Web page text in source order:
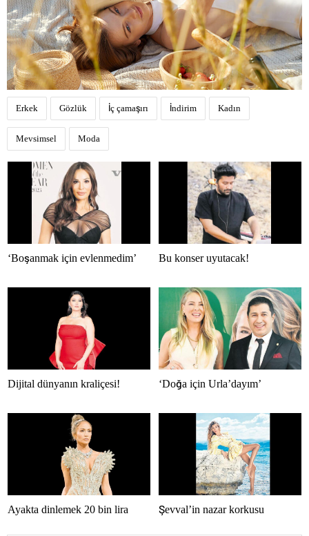
Erkek Gözlük İç çamaşırı İndirim Kadın
Mevsimsel Moda
‘Boşanmak için evlenmedim’ Bu konser uyutacak!
Dijital dünyanın kraliçesi! ‘Doğa için Urla’dayım’
Ayakta dinlemek 20 bin lira Şevval’in nazar korkusu